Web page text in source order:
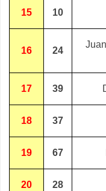
15 10
16 24
17 39
18 37
19 67
20 28